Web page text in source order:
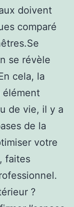
doivent
comparé
se révèle
cela, la
élément
de vie, il y a
de la
votre
faites
?